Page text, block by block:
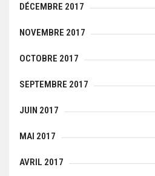
DÉCEMBRE 2017
NOVEMBRE 2017
OCTOBRE 2017
SEPTEMBRE 2017
JUIN 2017
MAI 2017
AVRIL 2017